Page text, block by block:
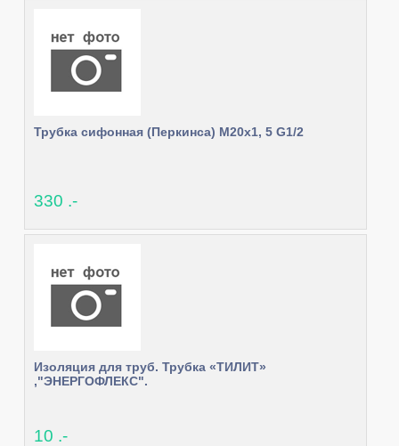
Трубка сифонная (Перкинса) М20х1, 5 G1/2
330 .-
Изоляция для труб. Трубка «ТИЛИТ»
,"ЭНЕРГОФЛЕКС".
10 .-